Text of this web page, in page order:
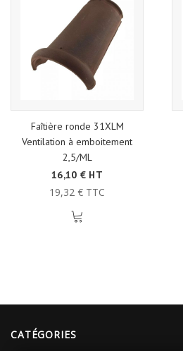
Faîtière ronde 31XLM
Ventilation à emboitement
2,5/ML
16,10 € HT
19,32 € TTC
CATÉGORIES